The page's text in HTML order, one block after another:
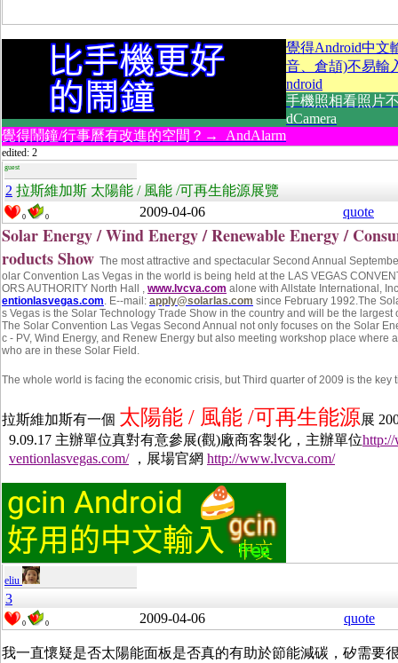
覺得Android中文
音、倉頡)不易輸
ndroid
手機照相看照片
dCamera
覺得鬧鐘/行事曆有改進的空間？→ AndAlarm
edited: 2
guest
2 拉斯維加斯 太陽能 / 風能 /可再生能源展覽
0 0 2009-04-06 quote
Solar Energy / Wind Energy / Renewable Energy /
roducts Show The most attractive and spectacular Second Annual
olar Convention Las Vegas in the world is being held at the LAS VEGAS
ORS AUTHORITY North Hall , www.lvcva.com alone with Allstate International,
entionlasvegas.com. E--mail: apply@solarlas.com since February 1992.The
s Vegas is the Solar Technology Trade Show in the country and will be the largest
The Solar Convention Las Vegas Second Annual not only focuses on the Solar
c - PV, Wind Energy, and Renew Energy but also meeting workshop place where
who are in these Solar Field.
The whole world is facing the economic crisis, but Third quarter of 2009 is the key
拉斯維加斯有一個 太陽能 / 風能 /可再生能源展
9.09.17 主辦單位真對有意參展(觀)廠商客製化，主辦單位
ventionlasvegas.com/
，展場官網 http://www.lvcva.com/
eliu
3
0 0 2009-04-06 quote
我一直懷疑是否太陽能面板是否真的有助於節能減碳，矽需要